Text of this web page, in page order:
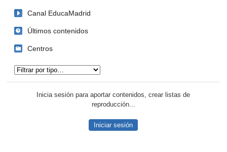
Canal EducaMadrid
Últimos contenidos
Centros
Inicia sesión para aportar contenidos, crear listas de
reproducción...
Iniciar sesión